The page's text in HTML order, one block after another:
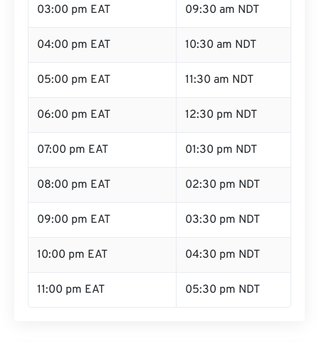
03:00 pm EAT 09:30 am NDT
04:00 pm EAT 10:30 am NDT
05:00 pm EAT 11:30 am NDT
06:00 pm EAT 12:30 pm NDT
07:00 pm EAT 01:30 pm NDT
08:00 pm EAT 02:30 pm NDT
09:00 pm EAT 03:30 pm NDT
10:00 pm EAT 04:30 pm NDT
11:00 pm EAT 05:30 pm NDT